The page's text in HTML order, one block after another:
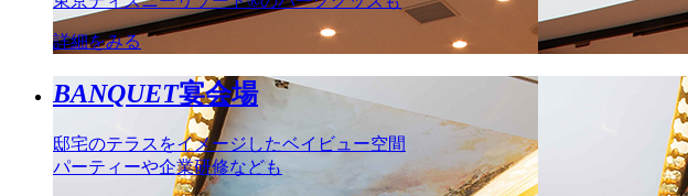
詳細をみる
BANQUET宴会場
邸宅のテラスをイメージしたベイビュー空間
パーティーや企業研修なども